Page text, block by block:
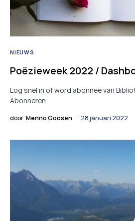
NIEUWS
Poëzieweek 2022 /
Log snel in of word abonnee van
Abonneren
door Menno Goosen 28 januari 2022